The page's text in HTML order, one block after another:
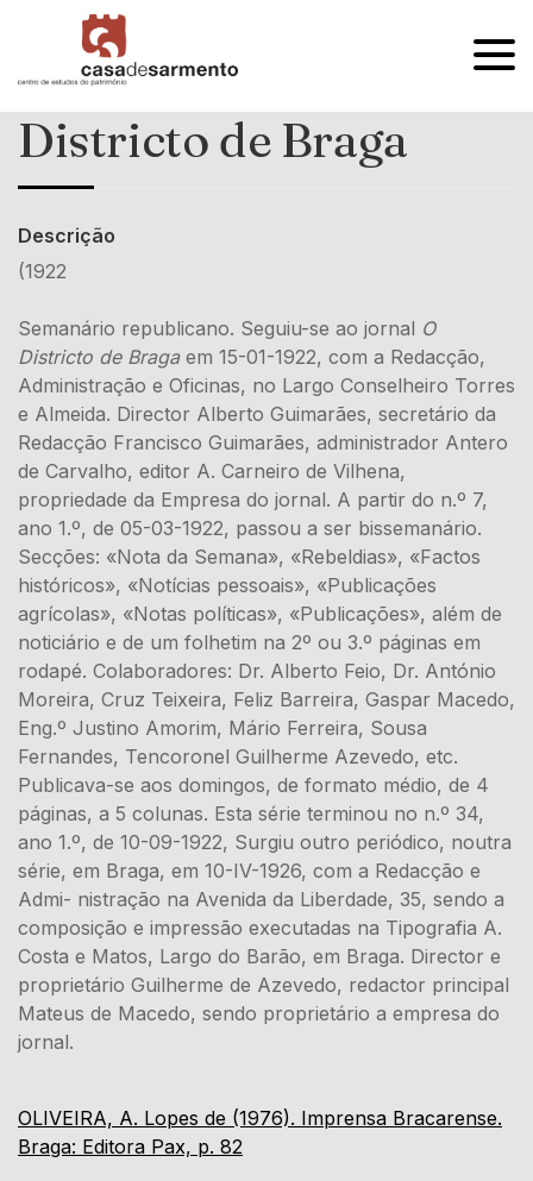
OPEN
Districto de Braga
Descrição
(1922
Semanário republicano. Seguiu-se ao jornal O
Districto de Braga em 15-01-1922, com a Redacção,
Administração e Oficinas, no Largo Conselheiro Torres
e Almeida. Director Alberto Guimarães, secretário da
Redacção Francisco Guimarães, administrador Antero
de Carvalho, editor A. Carneiro de Vilhena,
propriedade da Empresa do jornal. A partir do n.º 7,
ano 1.º, de 05-03-1922, passou a ser bissemanário.
Secções: «Nota da Semana», «Rebeldias», «Factos
históricos», «Notícias pessoais», «Publicações
agrícolas», «Notas políticas», «Publicações», além de
noticiário e de um folhetim na 2º ou 3.º páginas em
rodapé. Colaboradores: Dr. Alberto Feio, Dr. António
Moreira, Cruz Teixeira, Feliz Barreira, Gaspar Macedo,
Eng.º Justino Amorim, Mário Ferreira, Sousa
Fernandes, Tencoronel Guilherme Azevedo, etc.
Publicava-se aos domingos, de formato médio, de 4
páginas, a 5 colunas. Esta série terminou no n.º 34,
ano 1.º, de 10-09-1922, Surgiu outro periódico, noutra
série, em Braga, em 10-IV-1926, com a Redacção e
Admi- nistração na Avenida da Liberdade, 35, sendo a
composição e impressão executadas na Tipografia A.
Costa e Matos, Largo do Barão, em Braga. Director e
proprietário Guilherme de Azevedo, redactor principal
Mateus de Macedo, sendo proprietário a empresa do
jornal.
OLIVEIRA, A. Lopes de (1976). Imprensa Bracarense.
Braga: Editora Pax, p. 82